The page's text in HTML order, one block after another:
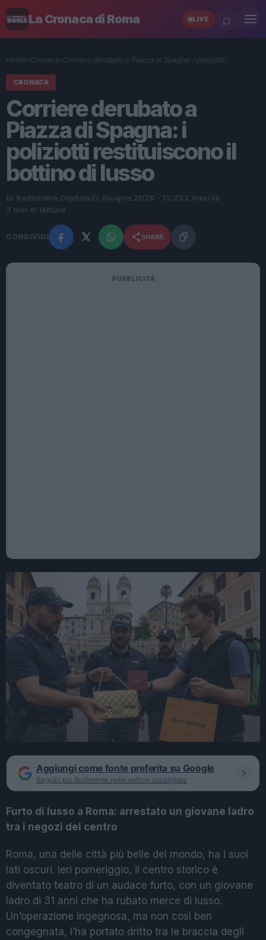
La Cronaca di Roma LIVE ⌕
Home› Cronaca› Corriere derubato a Piazza di Spagna: i poliziotti…
CRONACA
Corriere derubato a
Piazza di Spagna: i
poliziotti restituiscono il
bottino di lusso
Di Redazione Digitale 12 Giugno 2026 - 12:25 2 mesi fa
3 min di lettura
CONDIVIDI SHARE
PUBBLICITÀ
Aggiungi come fonte preferita su Google
Seguici più facilmente nelle notizie consigliate
Furto di lusso a Roma: arrestato un giovane ladro
tra i negozi del centro
Roma, una delle città più belle del mondo, ha i suoi
lati oscuri. Ieri pomeriggio, il centro storico è
diventato teatro di un audace furto, con un giovane
ladro di 31 anni che ha rubato merce di lusso.
Un’operazione ingegnosa, ma non così ben
congegnata, l’ha portato dritto tra le braccia degli